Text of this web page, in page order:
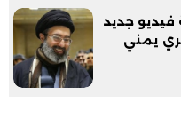
جديد
يمني